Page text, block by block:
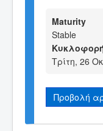
Maturity
Stable
Τρίτη, 26
Προβολή